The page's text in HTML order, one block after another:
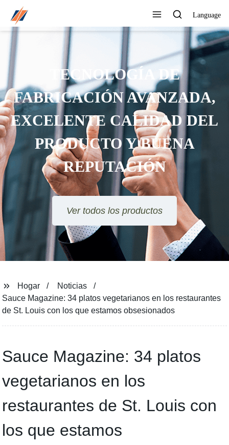
Language
TECNOLOGÍA DE
FABRICACIÓN AVANZADA,
EXCELENTE CALIDAD DEL
PRODUCTO Y BUENA
REPUTACIÓN
Ver todos los productos
Hogar
Noticias
Sauce Magazine: 34 platos vegetarianos en los restaurantes
de St. Louis con los que estamos obsesionados
Sauce Magazine: 34 platos
vegetarianos en los
restaurantes de St. Louis con
los que estamos